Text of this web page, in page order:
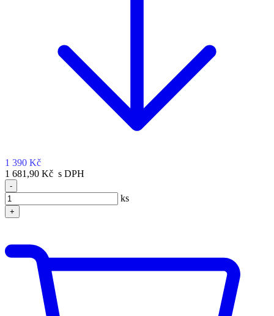
1 390 Kč
1 681,90 Kč s DPH
-
ks
+